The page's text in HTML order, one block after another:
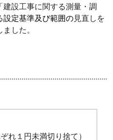
建設工事に関する測量・調
設定基準及び範囲の見直しを
した。
れ１円未満切り捨て）